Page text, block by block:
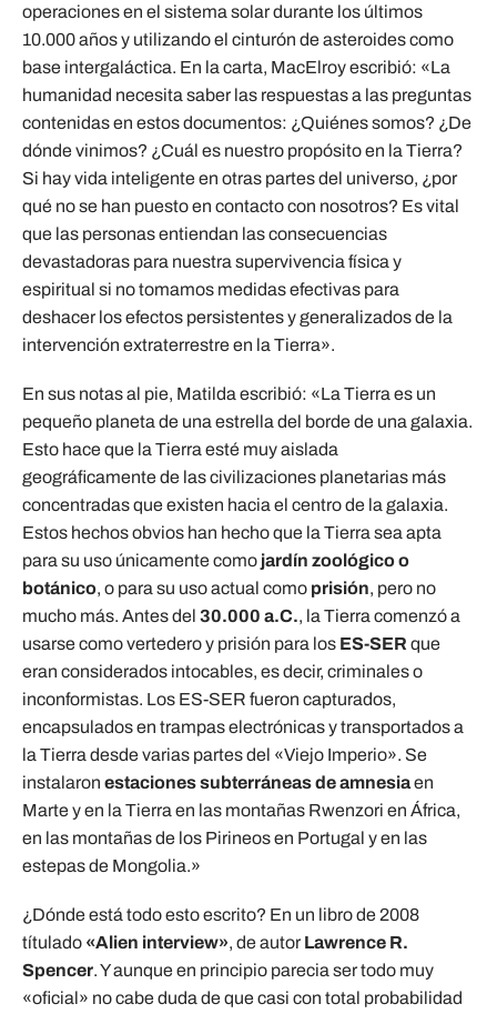
operaciones en el sistema solar durante los últimos
10.000 años y utilizando el cinturón de asteroides como
base intergaláctica. En la carta, MacElroy escribió: «La
humanidad necesita saber las respuestas a las preguntas
contenidas en estos documentos: ¿Quiénes somos? ¿De
dónde vinimos? ¿Cuál es nuestro propósito en la Tierra?
Si hay vida inteligente en otras partes del universo, ¿por
qué no se han puesto en contacto con nosotros? Es vital
que las personas entiendan las consecuencias
devastadoras para nuestra supervivencia física y
espiritual si no tomamos medidas efectivas para
deshacer los efectos persistentes y generalizados de la
intervención extraterrestre en la Tierra».
En sus notas al pie, Matilda escribió: «La Tierra es un
pequeño planeta de una estrella del borde de una galaxia.
Esto hace que la Tierra esté muy aislada
geográficamente de las civilizaciones planetarias más
concentradas que existen hacia el centro de la galaxia.
Estos hechos obvios han hecho que la Tierra sea apta
para su uso únicamente como jardín zoológico o
botánico, o para su uso actual como prisión, pero no
mucho más. Antes del 30.000 a.C., la Tierra comenzó a
usarse como vertedero y prisión para los ES-SER que
eran considerados intocables, es decir, criminales o
inconformistas. Los ES-SER fueron capturados,
encapsulados en trampas electrónicas y transportados a
la Tierra desde varias partes del «Viejo Imperio». Se
instalaron estaciones subterráneas de amnesiaen
Marte y en la Tierra en las montañas Rwenzori en África,
en las montañas de los Pirineos en Portugal y en las
estepas de Mongolia.»
¿Dónde está todo esto escrito? En un libro de 2008
títulado «Alien interview», de autor Lawrence R.
Spencer. Y aunque en principio parecia ser todo muy
«oficial» no cabe duda de que casi con total probabilidad